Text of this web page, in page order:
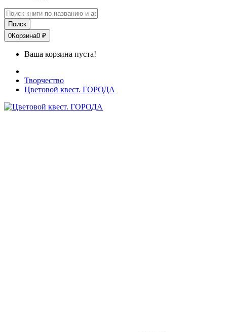
Поиск
0Корзина0 ₽
Ваша корзина пуста!
Творчество
Цветовой квест. ГОРОДА